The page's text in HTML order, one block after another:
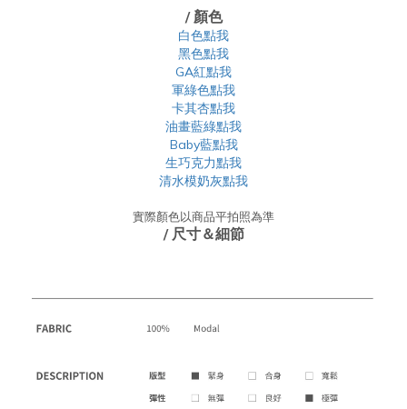
/ 顏色
白色點我
黑色點我
GA紅點我
軍綠色點我
卡其杏點我
油畫藍綠點我
Baby藍點我
生巧克力點我
清水模奶灰點我
實際顏色以商品平拍照為準
/ 尺寸＆細節